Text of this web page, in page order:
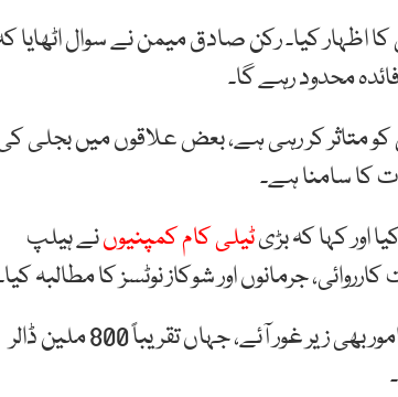
اظہار کیا۔ رکن صادق میمن نے سوال اٹھایا
متاثر کر رہی ہے، بعض علاقوں میں بجلی
اور کہا کہ بڑیٹیلی کام کمپنیوںنے ہیلپ
جرمانوں اور شوکاز نوٹسز کا مطالبہ
اجلاس میں پاکستان ٹیلی کمیونیکیشن کمپنی لمیٹڈ سے متعلق امور بھی زیر غور آئے، جہاں تقریباً 800 ملین ڈالر